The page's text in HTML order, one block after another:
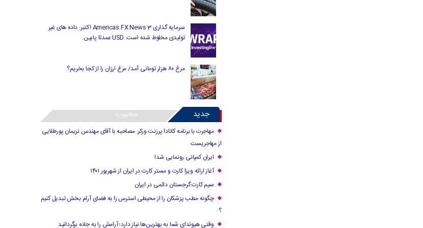
سرمایه گذاری Americas FX News 3 اکتبر: داده های غیر
تولیدی مخلوط شده است. USD عمدتا پایین.
مرغ ۸۰ هزار تومانی آمد/ مرغ ارزان را از کجا بخریم؟
جدید محبوب
مهاجرت با برنامه کانادا پرزنت ورکر: مصاحبه با آقای مهندس نریمان پورطلایی
از مهاجریست
ایران کمپانی رونمایی شد!
آغاز ارائه ویزا کارت و مستر کارت در ایران از شهریور ۱۴۰۱
سیم کارت گرجستان دائمی در ایران
چگونه مطب پزشکان را از محیطی استرس زا به فضای آرام بخش تبدیل کنیم
؟
وقتی هیوندای شما به بهترین‌ها نیاز دارد؛ آرامش را به جاده برگردانید